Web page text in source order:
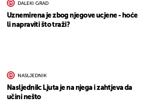
DALEKI GRAD
Uznemirena je zbog njegove ucjene - hoće
li napraviti što traži?
NASLJEDNIK
Nasljednik: Ljuta je na njega i zahtjeva da
učini nešto